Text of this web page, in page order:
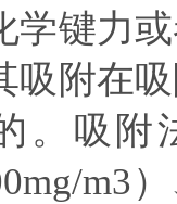
学键力
吸附在
。吸附
m3